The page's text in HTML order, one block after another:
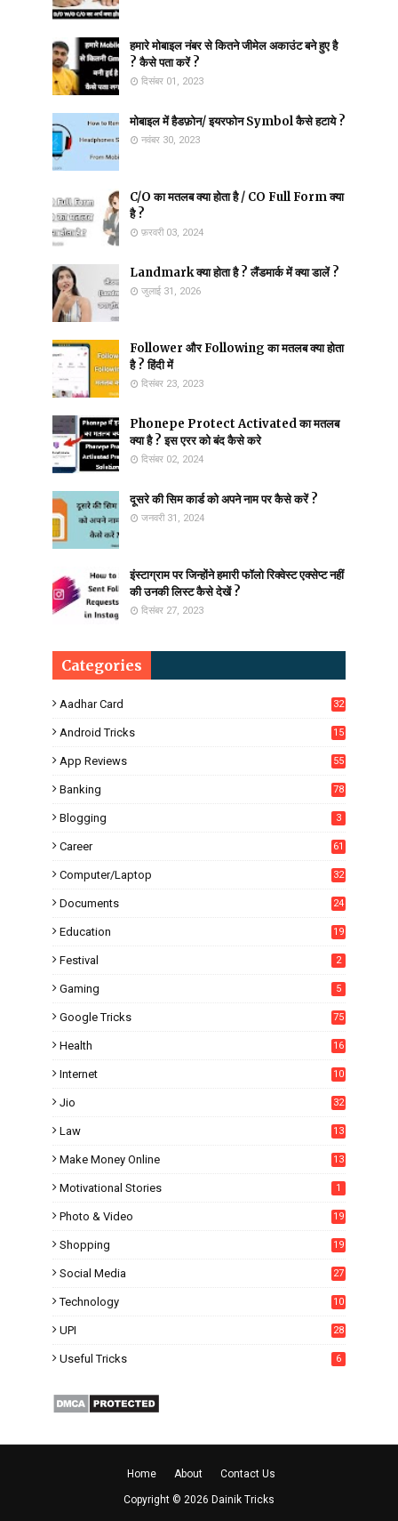
हमारे मोबाइल नंबर से कितने जीमेल अकाउंट बने हुए है
? कैसे पता करें ?
दिसंबर 01, 2023
मोबाइल में हैडफ़ोन/ इयरफोन Symbol कैसे हटाये ?
नवंबर 30, 2023
C/O का मतलब क्या होता है / CO Full Form क्या
है ?
फ़रवरी 03, 2024
Landmark क्या होता है ? लैंडमार्क में क्या डालें ?
जुलाई 31, 2026
Follower और Following का मतलब क्या होता
है ? हिंदी में
दिसंबर 23, 2023
Phonepe Protect Activated का मतलब
क्या है ? इस एरर को बंद कैसे करे
दिसंबर 02, 2024
दूसरे की सिम कार्ड को अपने नाम पर कैसे करें ?
जनवरी 31, 2024
इंस्टाग्राम पर जिन्होंने हमारी फॉलो रिक्वेस्ट एक्सेप्ट नहीं
की उनकी लिस्ट कैसे देखें ?
दिसंबर 27, 2023
Categories
Aadhar Card 32
Android Tricks
15
App Reviews 55
Banking 78
Blogging 3
Career 61
Computer/Laptop 32
Documents 24
Education
19
Festival 2
Gaming 5
Google Tricks 75
Health 16
Internet
10
Jio 32
Law 13
Make Money Online 13
Motivational Stories 1
Photo & Video 19
Shopping 19
Social Media
27
Technology 10
UPI 28
Useful Tricks 6
Home About Contact Us
Copyright © 2026 Dainik Tricks